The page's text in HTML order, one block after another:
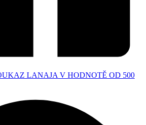
LANAJA V HODNOTĚ OD 500